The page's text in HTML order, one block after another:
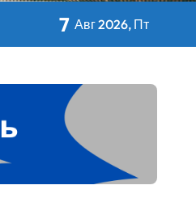
7 Авг 2026, Пт